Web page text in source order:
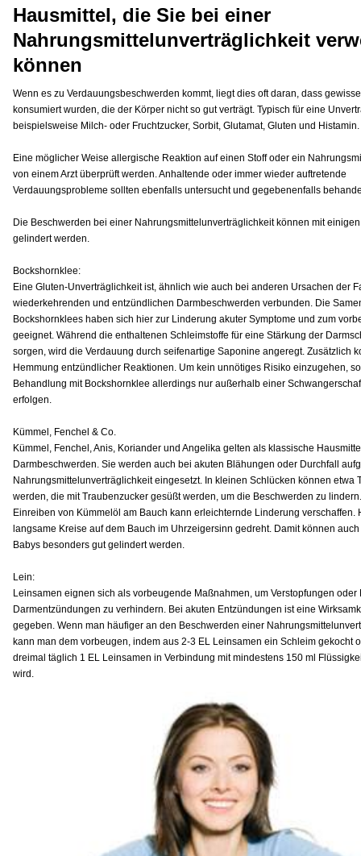
Hausmittel, die Sie bei einer
Nahrungsmittelunverträglichkeit
können
Wenn es zu Verdauungsbeschwerden kommt, liegt dies oft daran, dass
konsumiert wurden, die der Körper nicht so gut verträgt. Typisch für eine
beispielsweise Milch- oder Fruchtzucker, Sorbit, Glutamat, Gluten und Histamin.
Eine möglicher Weise allergische Reaktion auf einen Stoff oder ein
von einem Arzt überprüft werden. Anhaltende oder immer wieder auftretende
Verdauungsprobleme sollten ebenfalls untersucht und gegebenenfalls
Die Beschwerden bei einer Nahrungsmittelunverträglichkeit können mit
gelindert werden.
Bockshornklee:
Eine Gluten-Unverträglichkeit ist, ähnlich wie auch bei anderen Ursachen der
wiederkehrenden und entzündlichen Darmbeschwerden verbunden. Die
Bockshornklees haben sich hier zur Linderung akuter Symptome und zum
geeignet. Während die enthaltenen Schleimstoffe für eine Stärkung der
sorgen, wird die Verdauung durch seifenartige Saponine angeregt. Zusätzlich
Hemmung entzündlicher Reaktionen. Um kein unnötiges Risiko einzugehen,
Behandlung mit Bockshornklee allerdings nur außerhalb einer
erfolgen.
Kümmel, Fenchel & Co.
Kümmel, Fenchel, Anis, Koriander und Angelika gelten als klassische
Darmbeschwerden. Sie werden auch bei akuten Blähungen oder Durchfall
Nahrungsmittelunverträglichkeit eingesetzt. In kleinen Schlücken können etwa
werden, die mit Traubenzucker gesüßt werden, um die Beschwerden zu
Einreiben von Kümmelöl am Bauch kann erleichternde Linderung verschaffen.
langsame Kreise auf dem Bauch im Uhrzeigersinn gedreht. Damit können
Babys besonders gut gelindert werden.
Lein:
Leinsamen eignen sich als vorbeugende Maßnahmen, um Verstopfungen oder
Darmentzündungen zu verhindern. Bei akuten Entzündungen ist eine
gegeben. Wenn man häufiger an den Beschwerden einer
kann man dem vorbeugen, indem aus 2-3 EL Leinsamen ein Schleim gekocht
dreimal täglich 1 EL Leinsamen in Verbindung mit mindestens 150 ml
wird.